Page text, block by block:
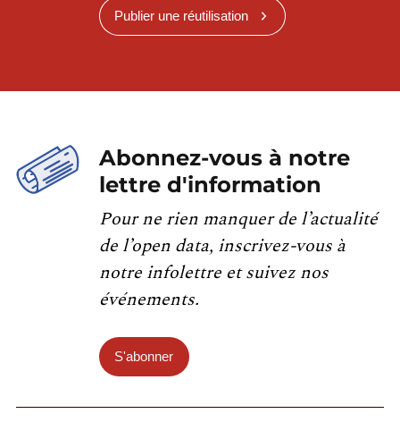
Publier une réutilisation
Abonnez-vous à notre
lettre d'information
Pour ne rien manquer de l’actualité
de l’open data, inscrivez-vous à
notre infolettre et suivez nos
événements.
S'abonner